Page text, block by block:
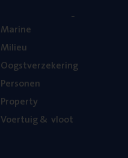
Mari­ne
Mili­eu
Oogst­ver­ze­ke­ring
Per­so­nen
Pro­per­ty
Voer­tuig& vloot